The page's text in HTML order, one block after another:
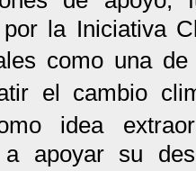
por la Iniciativa
como una
el cambio
idea
a apoyar su